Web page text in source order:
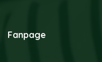
Fanpage